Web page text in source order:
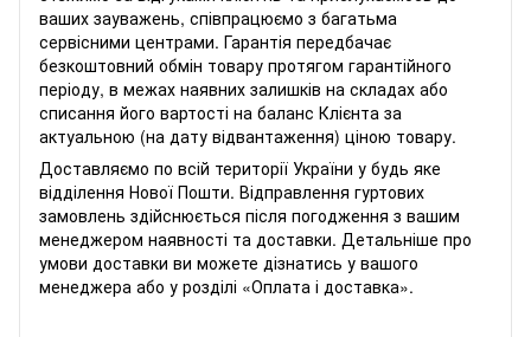
ваших зауважень, співпрацюємо з багатьма
сервісними центрами. Гарантія передбачає
безкоштовний обмін товару протягом гарантійного
періоду, в межах наявних залишків на складах або
списання його вартості на баланс Клієнта за
актуальною (на дату відвантаження) ціною товару.
Доставляємо по всій території України у будь яке
відділення Нової Пошти. Відправлення гуртових
замовлень здійснюється після погодження з вашим
менеджером наявності та доставки. Детальніше про
умови доставки ви можете дізнатись у вашого
менеджера або у розділі «Оплата і доставка».